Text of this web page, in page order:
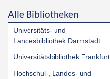
Alle Bibliotheken
Universitäts- und
Landesbibliothek Darmstadt
Universitätsbibliothek Frankfurt
Hochschul-, Landes- und